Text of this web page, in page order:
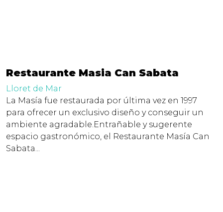
Restaurante Masia Can Sabata
Lloret de Mar
La Masía fue restaurada por última vez en 1997
para ofrecer un exclusivo diseño y conseguir un
ambiente agradable.Entrañable y sugerente
espacio gastronómico, el Restaurante Masía Can
Sabata...